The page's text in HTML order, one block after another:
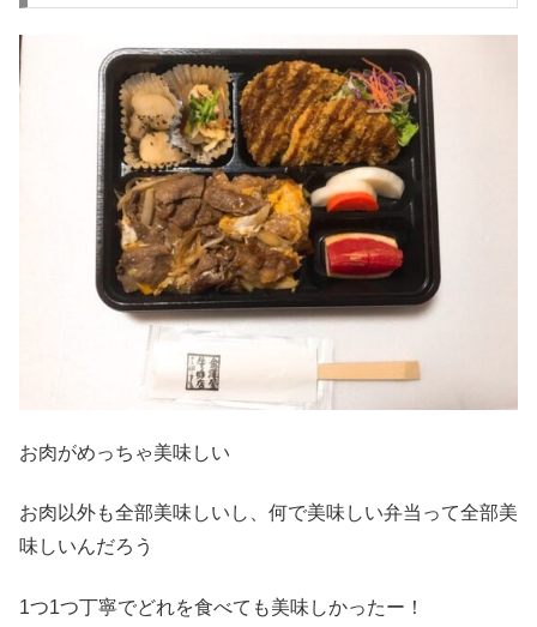
お肉がめっちゃ美味しい
お肉以外も全部美味しいし、何で美味しい弁当って全部美
味しいんだろう
1つ1つ丁寧でどれを食べても美味しかったー！